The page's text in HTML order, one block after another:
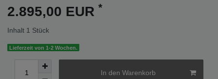
2.895,00 EUR *
Inhalt 1 Stück
Lieferzeit von 1-2 Wochen.
In den Warenkorb